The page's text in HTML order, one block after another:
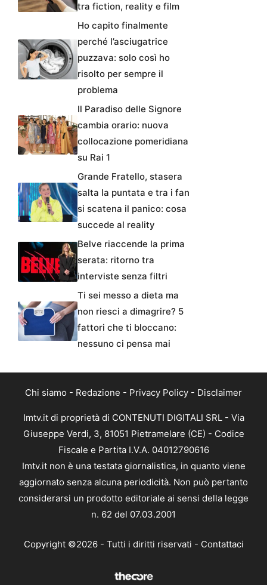
tra fiction, reality e film
Ho capito finalmente
perché l’asciugatrice
puzzava: solo così ho
risolto per sempre il
problema
Il Paradiso delle Signore
cambia orario: nuova
collocazione pomeridiana
su Rai 1
Grande Fratello, stasera
salta la puntata e tra i fan
si scatena il panico: cosa
succede al reality
Belve riaccende la prima
serata: ritorno tra
interviste senza filtri
Ti sei messo a dieta ma
non riesci a dimagrire? 5
fattori che ti bloccano:
nessuno ci pensa mai
Chi siamo - Redazione - Privacy Policy - Disclaimer
Imtv.it di proprietà di CONTENUTI DIGITALI SRL - Via
Giuseppe Verdi, 3, 81051 Pietramelare (CE) - Codice
Fiscale e Partita I.V.A. 04012790616
Imtv.it non è una testata giornalistica, in quanto viene
aggiornato senza alcuna periodicità. Non può pertanto
considerarsi un prodotto editoriale ai sensi della legge
n. 62 del 07.03.2001
Copyright ©2026 - Tutti i diritti riservati - Contattaci